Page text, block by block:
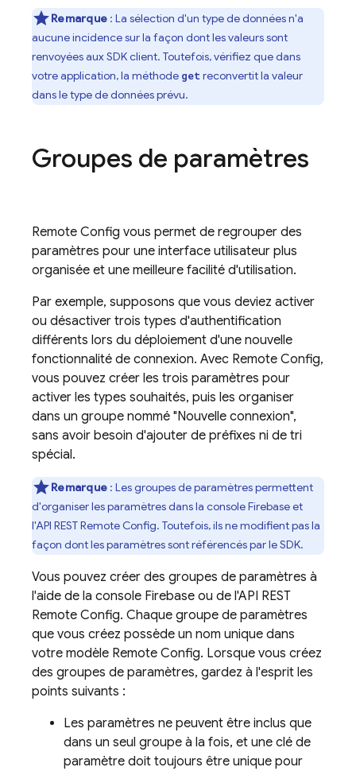
Remarque : La sélection d'un type de données n'a
aucune incidence sur la façon dont les valeurs sont
renvoyées aux SDK client. Toutefois, vérifiez que dans
votre application, la méthode get reconvertit la valeur
dans le type de données prévu.
Groupes de paramètres
Remote Config vous permet de regrouper des
paramètres pour une interface utilisateur plus
organisée et une meilleure facilité d'utilisation.
Par exemple, supposons que vous deviez activer
ou désactiver trois types d'authentification
différents lors du déploiement d'une nouvelle
fonctionnalité de connexion. Avec Remote Config,
vous pouvez créer les trois paramètres pour
activer les types souhaités, puis les organiser
dans un groupe nommé "Nouvelle connexion",
sans avoir besoin d'ajouter de préfixes ni de tri
spécial.
Remarque : Les groupes de paramètres permettent
d'organiser les paramètres dans la consoleFirebaseet
l'API RESTRemote Config. Toutefois, ils ne modifient pas la
façon dont les paramètres sont référencés par le SDK.
Vous pouvez créer des groupes de paramètres à
l'aide de la console Firebase ou de l'API REST
Remote Config. Chaque groupe de paramètres
que vous créez possède un nom unique dans
votre modèle Remote Config. Lorsque vous créez
des groupes de paramètres, gardez à l'esprit les
points suivants :
Les paramètres ne peuvent être inclus que
dans un seul groupe à la fois, et une clé de
paramètre doit toujours être unique pour